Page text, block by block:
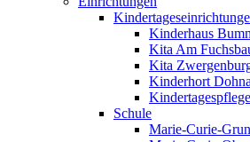
Kinderhaus
Kita Am
Kita
Kinderhort
Kindertagespflege
Schule
Marie-Curie-